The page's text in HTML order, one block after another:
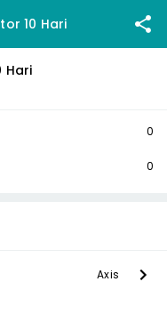
10 Hari
Hari
0
0
Axis